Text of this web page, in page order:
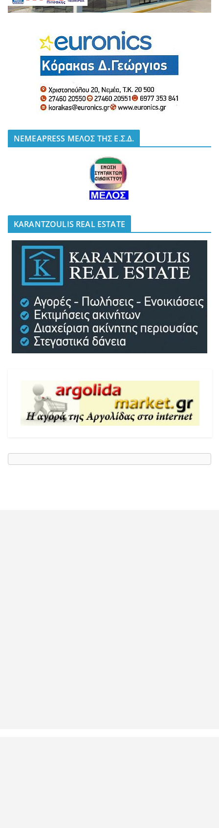
NEMEAPRESS ΜΕΛΟΣ ΤΗΣ Ε.Σ.Δ.
KARANTZOULIS REAL ESTATE